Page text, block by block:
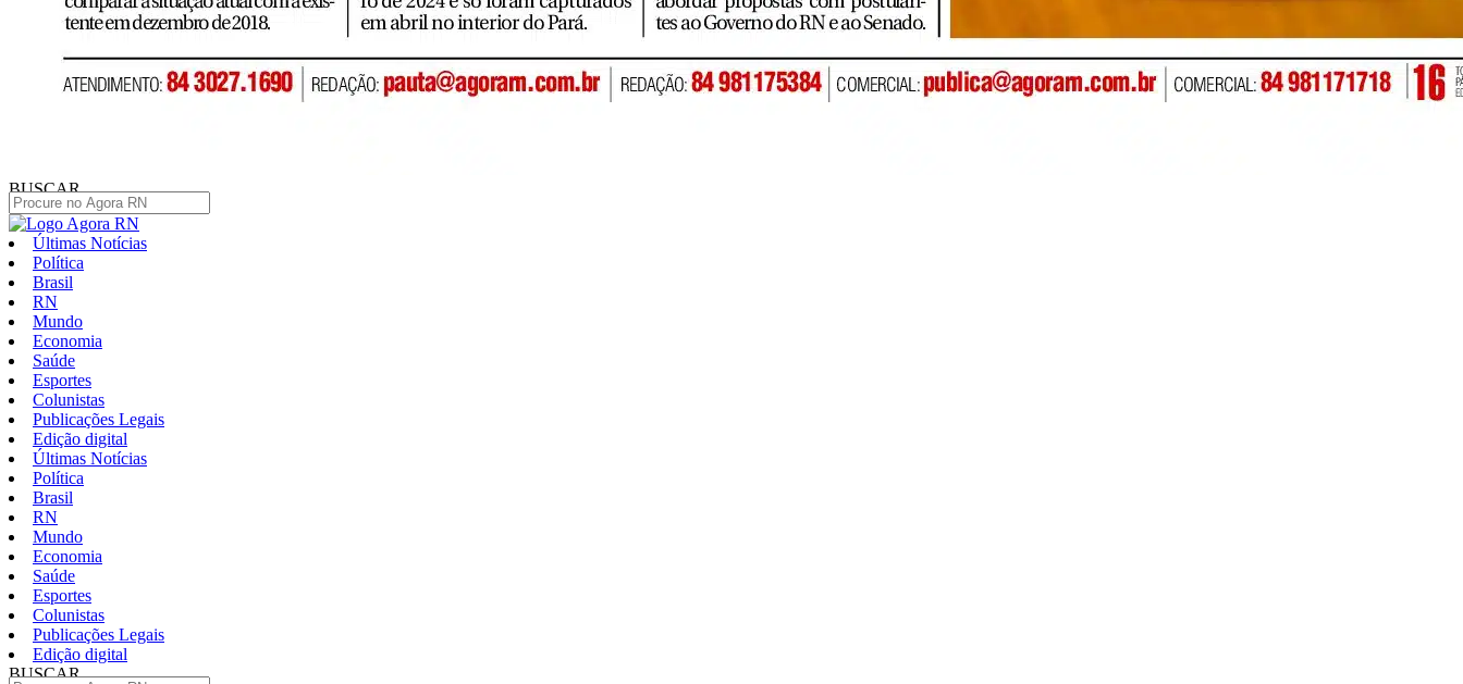
BUSCAR
Últimas Notícias
Política
Brasil
RN
Mundo
Economia
Saúde
Esportes
Colunistas
Publicações Legais
Edição digital
Últimas Notícias
Política
Brasil
RN
Mundo
Economia
Saúde
Esportes
Colunistas
Publicações Legais
Edição digital
BUSCAR